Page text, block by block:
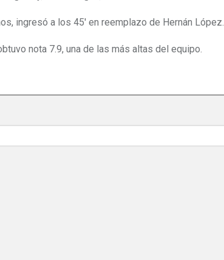
ingresó a los 45′ en reemplazo de Hernán López.
nota 7.9, una de las más altas del equipo.